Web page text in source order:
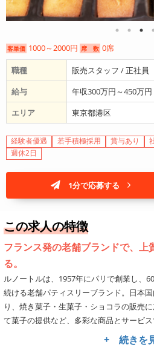
客単価 1000～2000円 席 数 0席
職種
販売スタッフ / 正社員
給与
年収300万円～450万円
エリア
東京都港区
経験者優遇 若手積極採用 賞与あり
週休2日
1分で応募する
この求人の特徴
フランス発の老舗ブランドで、上
る。
ルノートルは、1957年にパリで創業し、
続ける老舗パティスリーブランド。日本
り、焼き菓子・生菓子・ショコラの販売
て菓子の提供など、多彩な商品とサービス
商品はすべてフランス本国と同等のクオ
いを、丁寧な接客と共にお届けすること
+ 続きを